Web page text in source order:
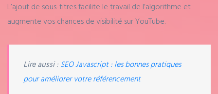
L’ajout de sous-titres facilite le travail de l’algorithme et
augmente vos chances de visibilité sur YouTube.
Lire aussi: SEO Javascript : les bonnes pratiques
pour améliorer votre référencement